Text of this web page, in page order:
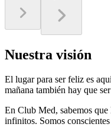
Nuestra visión
El lugar para ser feliz es
mañana también hay que
En Club Med, sabemos que
infinitos. Somos